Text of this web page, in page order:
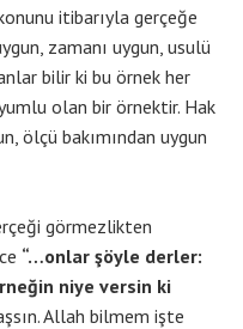
itibarıyla gerçeğe
zamanı uygun, usulü
bilir ki bu örnek her
olan bir örnektir. Hak
ölçü bakımından uygun
görmezlikten
“…onlar şöyle derler:
niye versin ki
Allah bilmem işte